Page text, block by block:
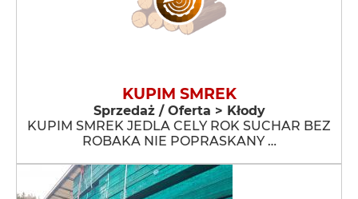
KUPIM SMREK
Sprzedaż / Oferta > Kłody
KUPIM SMREK JEDLA CELY ROK SUCHAR BEZ
ROBAKA NIE POPRASKANY …